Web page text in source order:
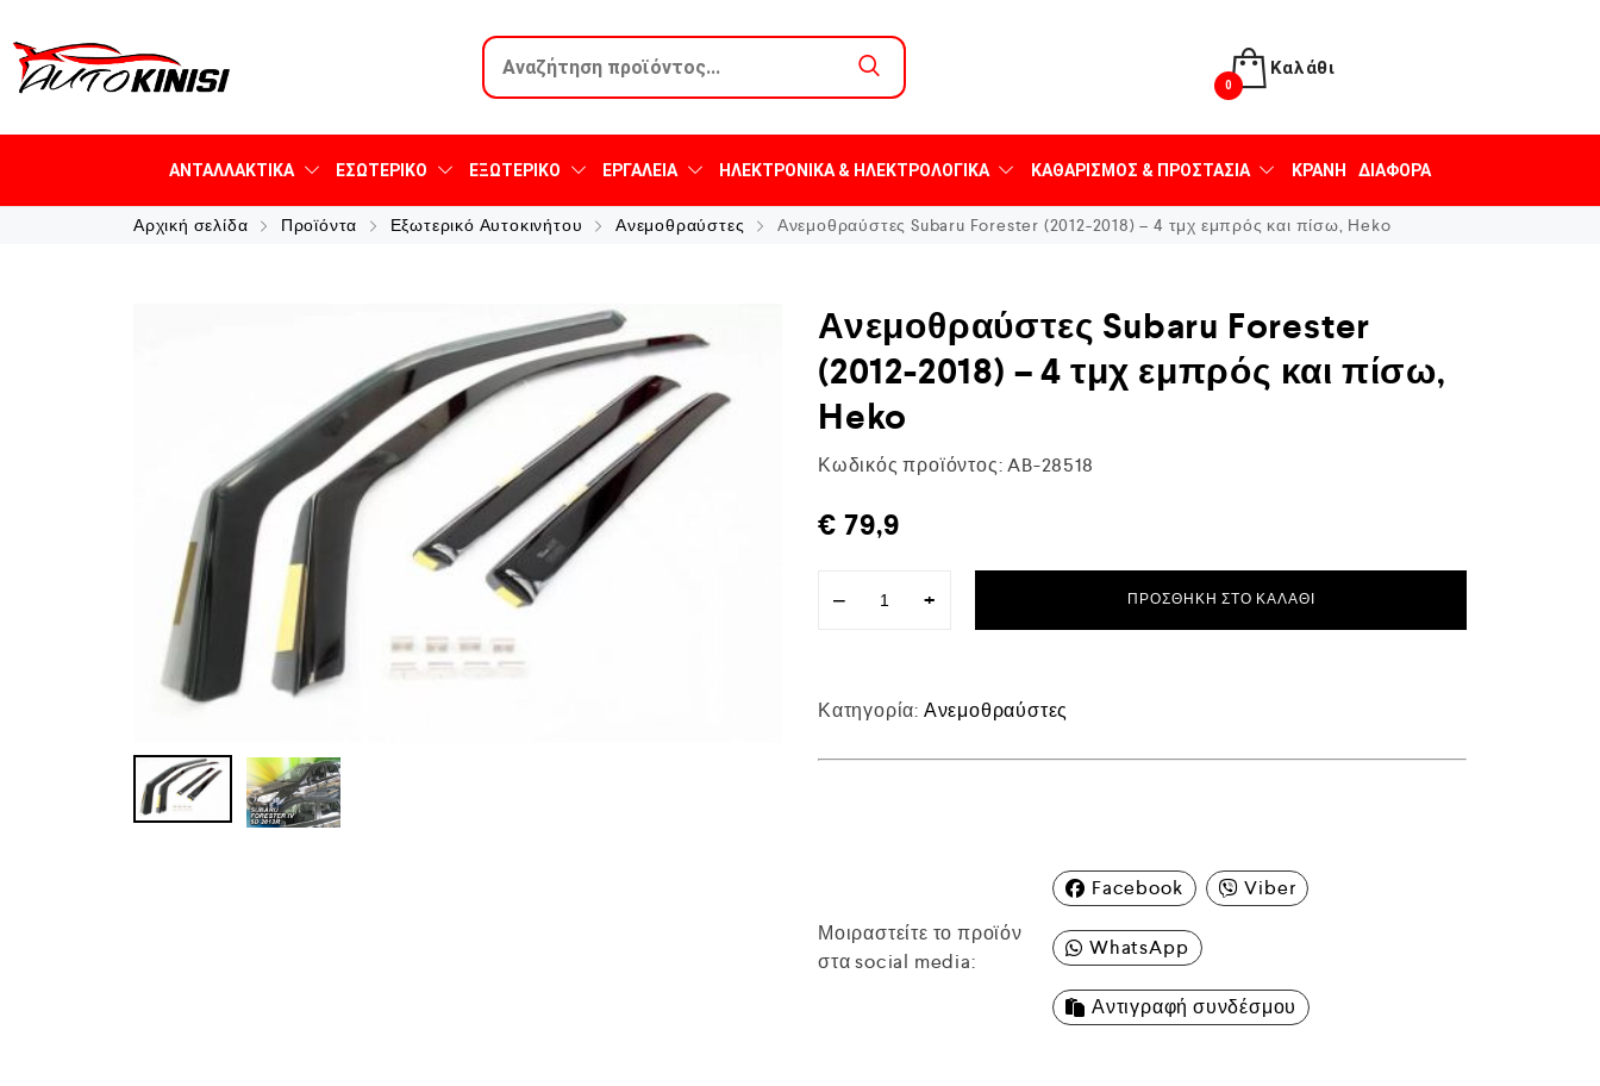
Καλάθι
0
ΑΝΤΑΛΛΑΚΤΙΚΆ ΕΣΩΤΕΡΙΚΌ ΕΞΩΤΕΡΙΚΌ ΕΡΓΑΛΕΊΑ ΗΛΕΚΤΡΟΝΙΚΆ & ΗΛΕΚΤΡΟΛΟΓΙΚΆ ΚΑΘΑΡΙΣΜΌΣ & ΠΡΟΣΤΑΣΊΑ ΚΡΆΝΗ ΔΙΆΦΟΡΑ
Αρχική σελίδα Προϊόντα Εξωτερικό Αυτοκινήτου Ανεμοθραύστες Ανεμοθραύστες Subaru Forester (2012-2018) – 4 τμχ εμπρός και πίσω, Heko
Ανεμοθραύστες Subaru Forester
(2012-2018) – 4 τμχ εμπρός και πίσω,
Heko
Κωδικός προϊόντος: AB-28518
€ 79,9
− + ΠΡΟΣΘΉΚΗ ΣΤΟ ΚΑΛΆΘΙ
Κατηγορία: Ανεμοθραύστες
Μοιραστείτε το προϊόν
στα social media:
Facebook Viber
WhatsApp
Αντιγραφή συνδέσμου